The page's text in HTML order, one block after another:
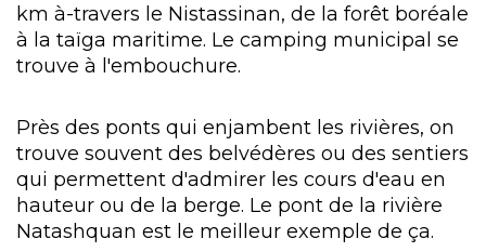
km à-travers le Nistassinan, de la forêt boréale
à la taïga maritime. Le camping municipal se
trouve à l'embouchure.
Près des ponts qui enjambent les rivières, on
trouve souvent des belvédères ou des sentiers
qui permettent d'admirer les cours d'eau en
hauteur ou de la berge. Le pont de la rivière
Natashquan est le meilleur exemple de ça.